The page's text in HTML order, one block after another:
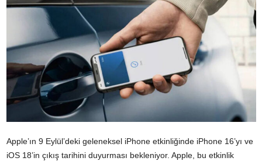
Apple’ın 9 Eylül’deki geleneksel iPhone etkinliğinde iPhone 16’yı ve
iOS 18’in çıkış tarihini duyurması bekleniyor. Apple, bu etkinlik